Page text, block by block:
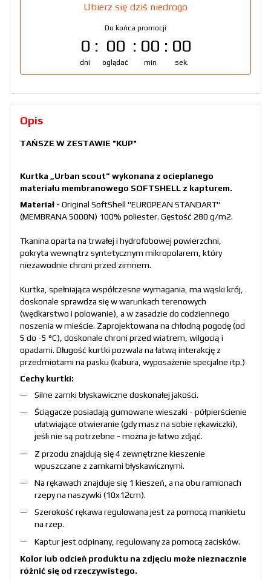
Ubierz się dziś niedrogo
Do końca promocji
0
dni
00
oglądać
00
min
00
sek.
Opis
TAŃSZE W ZESTAWIE "KUP"
Kurtka „Urban scout” wykonana z ocieplanego
materiału membranowego SOFTSHELL z kapturem.
Materiał - Original SoftShell "EUROPEAN STANDART"
(MEMBRANA 5000N) 100% poliester. Gęstość 280 g/m2.
Tkanina oparta na trwałej i hydrofobowej powierzchni,
pokryta wewnątrz syntetycznym mikropolarem, który
niezawodnie chroni przed zimnem.
Kurtka, spełniająca współczesne wymagania, ma wąski krój,
doskonale sprawdza się w warunkach terenowych
(wędkarstwo i polowanie), a w zasadzie do codziennego
noszenia w mieście. Zaprojektowana na chłodną pogodę (od
5 do -5 °C), doskonale chroni przed wiatrem, wilgocią i
opadami. Długość kurtki pozwala na łatwą interakcję z
przedmiotami na pasku (kabura, wyposażenie specjalne itp.)
Cechy kurtki:
Silne zamki błyskawiczne doskonałej jakości.
Ściągacze posiadają gumowane wieszaki - półpierścienie
ułatwiające otwieranie (gdy masz na sobie rękawiczki),
jeśli nie są potrzebne - można je łatwo zdjąć.
Z przodu znajdują się 4 zewnętrzne kieszenie
wpuszczane z zamkami błyskawicznymi.
Na rękawach znajduje się 1 kieszeń, a na obu ramionach
rzepy na naszywki (10x12cm).
Szerokość rękawa regulowana jest za pomocą mankietu
na rzep.
Kaptur jest odpinany, regulowany za pomocą zacisków.
Kolor lub odcień produktu na zdjęciu może nieznacznie
różnić się od rzeczywistego.